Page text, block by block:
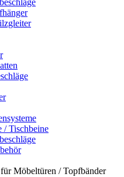
/ Tischbeine
Möbeltüren / Topfbänder